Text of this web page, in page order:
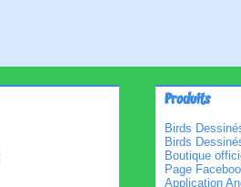
Produits
Birds
Birds
Boutique
Page
Application